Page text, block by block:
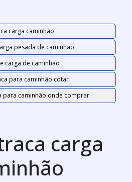
carga caminhão
pesada de caminhão
carga de caminhão
para caminhão cotar
para caminhão onde comprar
carga